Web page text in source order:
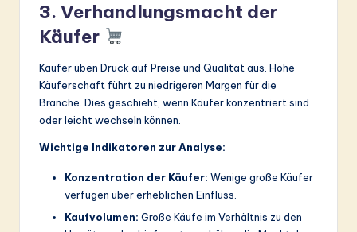
3. Verhandlungsmacht der
Käufer
Käufer üben Druck auf Preise und Qualität aus. Hohe
Käuferschaft führt zu niedrigeren Margen für die
Branche. Dies geschieht, wenn Käufer konzentriert sind
oder leicht wechseln können.
Wichtige Indikatoren zur Analyse:
Konzentration der Käufer: Wenige große Käufer
verfügen über erheblichen Einfluss.
Kaufvolumen: Große Käufe im Verhältnis zu den